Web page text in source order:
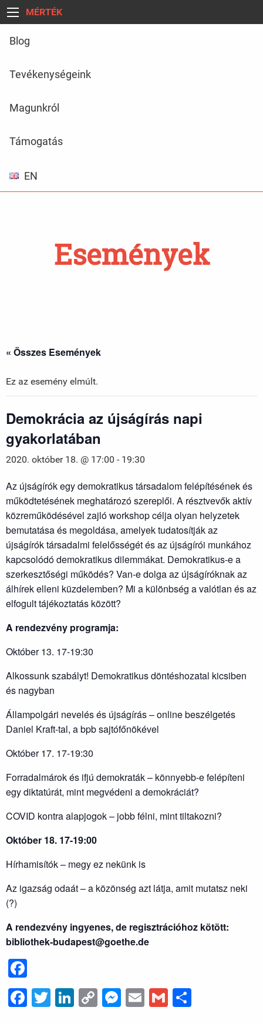
MÉRTÉK
Blog
Tevékenységeink
Magunkról
Támogatás
EN
Események
« Összes Események
Ez az esemény elmúlt.
Demokrácia az újságírás napi
gyakorlatában
2020. október 18. @ 17:00 - 19:30
Az újságírók egy demokratikus társadalom felépítésének és
működtetésének meghatározó szereplői. A résztvevők aktív
közreműködésével zajló workshop célja olyan helyzetek
bemutatása és megoldása, amelyek tudatosítják az
újságírók társadalmi felelősségét és az újságírói munkához
kapcsolódó demokratikus dilemmákat. Demokratikus-e a
szerkesztőségi működés? Van-e dolga az újságíróknak az
álhírek elleni küzdelemben? Mi a különbség a valótlan és az
elfogult tájékoztatás között?
A rendezvény programja:
Október 13. 17-19:30
Alkossunk szabályt! Demokratikus döntéshozatal kicsiben
és nagyban
Állampolgári nevelés és újságírás – online beszélgetés
Daniel Kraft-tal, a bpb sajtófőnökével
Október 17. 17-19:30
Forradalmárok és ifjú demokraták – könnyebb-e felépíteni
egy diktatúrát, mint megvédeni a demokráciát?
COVID kontra alapjogok – jobb félni, mint tiltakozni?
Október 18. 17-19:00
Hírhamisítók – megy ez nekünk is
Az igazság odaát – a közönség azt látja, amit mutatsz neki
(?)
A rendezvény ingyenes, de regisztrációhoz kötött:
bibliothek-budapest@goethe.de
Facebook
Twitter
LinkedIn
CopyMessenger
Email
Gmail